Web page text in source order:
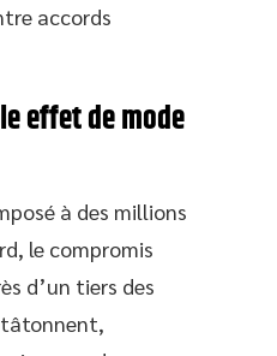
accords
effet de mode
à des millions
le compromis
d’un tiers des
tâtonnent,